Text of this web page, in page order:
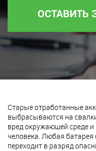
ОСТАВИТЬ
Старые отработанные
выбрасываются на
вред окружающей среде
человека. Любая батарея
переходит в разряд